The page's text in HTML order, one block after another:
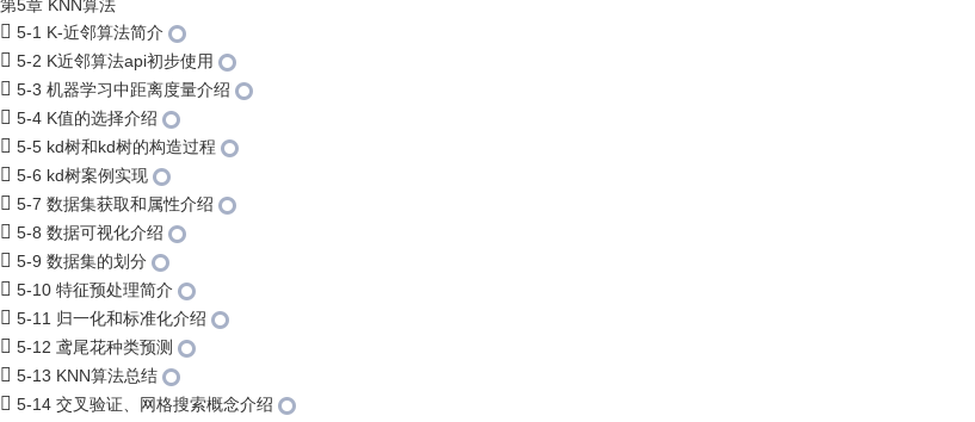
第5章 KNN算法
5-1 K-近邻算法简介
5-2 K近邻算法api初步使用
5-3 机器学习中距离度量介绍
5-4 K值的选择介绍
5-5 kd树和kd树的构造过程
5-6 kd树案例实现
5-7 数据集获取和属性介绍
5-8 数据可视化介绍
5-9 数据集的划分
5-10 特征预处理简介
5-11 归一化和标准化介绍
5-12 鸢尾花种类预测
5-13 KNN算法总结
5-14 交叉验证、网格搜索概念介绍